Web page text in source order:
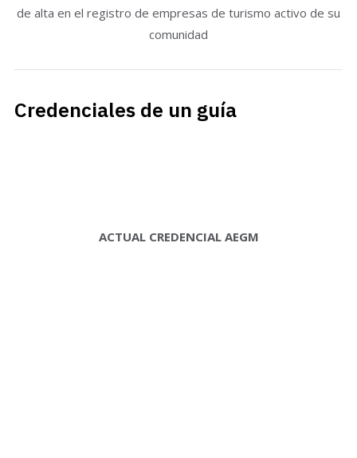
de alta en el registro de empresas de turismo activo de su
comunidad
Credenciales de un guía
ACTUAL CREDENCIAL AEGM